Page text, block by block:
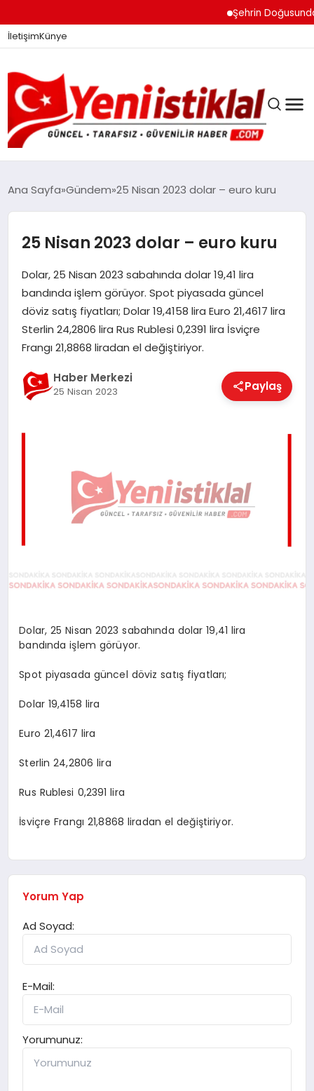
Şehrin
İletişimKünye
DÜNYA
EĞITIM
EKONOMI
MAGAZIN
TEKNOLOJI
Ana Sayfa Gündem 25 Nisan 2023 dolar – euro kuru
25 Nisan 2023 dolar – euro kuru
Dolar, 25 Nisan 2023 sabahında dolar 19,41 lira
bandında işlem görüyor. Spot piyasada güncel
döviz satış fiyatları; Dolar 19,4158 lira Euro 21,4617 lira
Sterlin 24,2806 lira Rus Rublesi 0,2391 lira İsviçre
Frangı 21,8868 liradan el değiştiriyor.
Haber Merkezi
25 Nisan 2023 Paylaş
Dolar, 25 Nisan 2023 sabahında dolar 19,41 lira
bandında işlem görüyor.
Spot piyasada güncel döviz satış fiyatları;
Dolar 19,4158 lira
Euro 21,4617 lira
Sterlin 24,2806 lira
Rus Rublesi 0,2391 lira
İsviçre Frangı 21,8868 liradan el değiştiriyor.
Yorum Yap
Ad Soyad:
E-Mail:
Yorumunuz: